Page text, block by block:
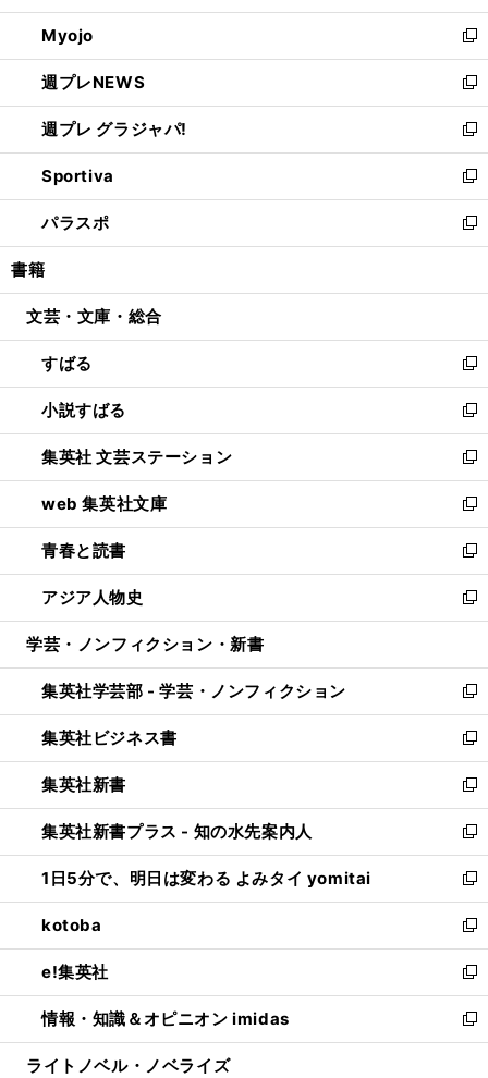
開
く
ウ
で
開
く
ン
ド
ウ
で
開
く
ウ
ィ
ン
ド
ウ
で
開
く
Myojo
新
し
い
ウ
ィ
ン
ド
ウ
で
開
週プレNEWS
新
し
い
ウ
ィ
ン
ド
ウ
開
週プレ グラジャパ!
新
し
い
ウ
ィ
ン
ウ
開
く
Sportiva
新
し
い
ウ
ン
ウ
で
開
く
パラスポ
新
し
ウ
ン
ド
ウ
で
開
く
書籍
文芸・文庫・総合
すばる
新
し
い
ウ
ィ
ン
ド
ウ
で
開
く
小説すばる
新
し
い
ウ
ィ
ン
ド
ウ
で
開
集英社 文芸ステーション
新
し
い
ウ
ィ
ン
ド
ウ
開
く
web 集英社文庫
新
し
い
ウ
ィ
ン
ウ
で
開
く
青春と読書
新
し
い
ウ
ン
ド
ウ
で
開
く
アジア人物史
新
し
ウ
ィ
ン
ド
ウ
で
開
く
学芸・ノンフィクション・新書
集英社学芸部 - 学芸・ノンフィクション
新
し
い
ウ
ィ
ン
ド
ウ
で
開
く
集英社ビジネス書
新
し
い
ウ
ィ
ン
ド
ウ
で
開
く
集英社新書
新
し
い
ウ
ィ
ン
ド
ウ
で
開
く
集英社新書プラス - 知の水先案内人
新
し
い
ウ
ィ
ン
ド
ウ
で
開
1日5分で、明日は変わる よみタイ yomitai
新
し
い
ウ
ィ
ン
ド
ウ
kotoba
新
し
い
ウ
ィ
ン
e!集英社
新
し
い
ウ
情報・知識＆オピニオン imidas
新
し
ライトノベル・ノベライズ